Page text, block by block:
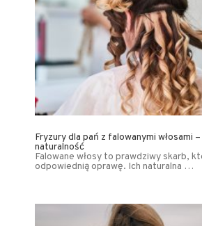
Fryzury dla pań z falowanymi włosami
naturalność
Falowane włosy to prawdziwy skarb,
odpowiednią oprawę. Ich naturalna …